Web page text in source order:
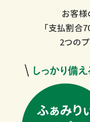
お客
「支払割合
2つの